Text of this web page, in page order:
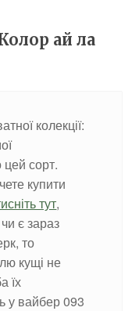
ай ла
колекції:
цей сорт.
купити
тут,
є зараз
то
кущі не
їх
у вайбер 093